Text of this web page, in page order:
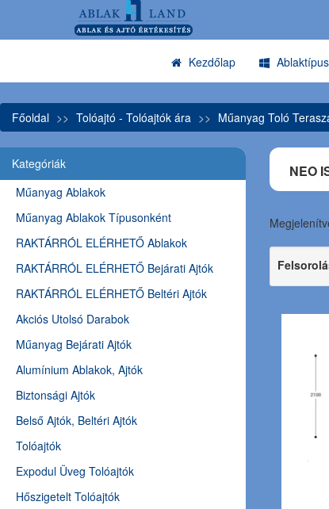
Kezdőlap
Főoldal Tolóajtó - Tolóajtók ára Műanyag Toló
NEO
Kategóriák
Műanyag Ablakok
Műanyag Ablakok Típusonként
RAKTÁRRÓL ELÉRHETŐ Ablakok
RAKTÁRRÓL ELÉRHETŐ Bejárati Ajtók
RAKTÁRRÓL ELÉRHETŐ Beltéri Ajtók
Akciós Utolsó Darabok
Műanyag Bejárati Ajtók
Alumínium Ablakok, Ajtók
Biztonsági Ajtók
Belső Ajtók, Beltéri Ajtók
Tolóajtók
Expodul Üveg Tolóajtók
Hőszigetelt Tolóajtók